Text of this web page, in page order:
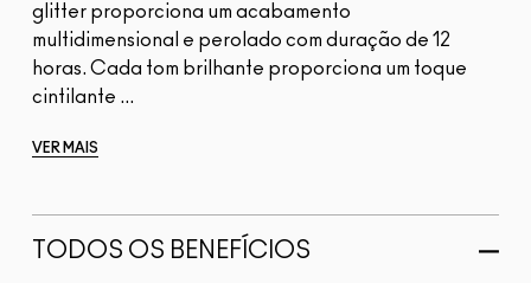
glitter proporciona um acabamento
multidimensional e perolado com duração de 12
horas. Cada tom brilhante proporciona um toque
cintilante ...
VER MAIS
TODOS OS BENEFÍCIOS